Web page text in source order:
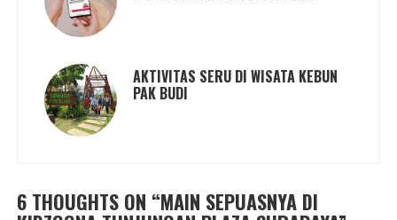
AKTIVITAS SERU DI WISATA KEBUN
PAK BUDI
6 THOUGHTS ON “MAIN SEPUASNYA DI